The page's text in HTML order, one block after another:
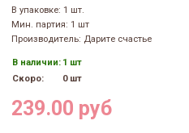
В упаковке: 1 шт.
Мин. партия: 1 шт
Производитель: Дарите счастье
В наличии: 1 шт
Скоро:
0 шт
239.00 руб